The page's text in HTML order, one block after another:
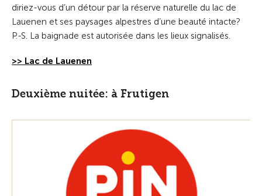
diriez-vous d’un détour par la réserve naturelle du lac de
Lauenen et ses paysages alpestres d’une beauté intacte?
P.-S. La baignade est autorisée dans les lieux signalisés.
>> Lac de Lauenen
Deuxième nuitée: à Frutigen